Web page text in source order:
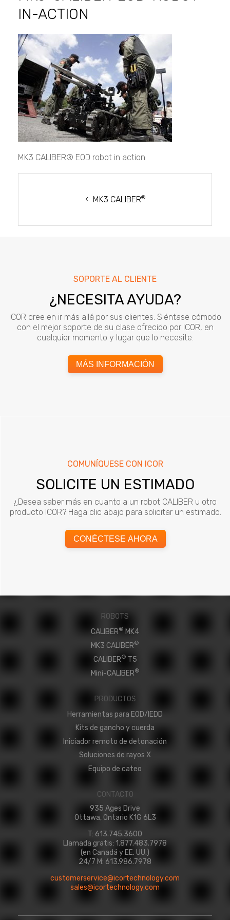
IN-ACTION
mk3-
caliber-
eod-
robot-
action
MK3 CALIBER® EOD robot in action
MK3 CALIBER®
SOPORTE AL CLIENTE
¿NECESITA AYUDA?
ICOR cree en ir más allá por sus clientes. Siéntase cómodo
con el mejor soporte de su clase ofrecido por ICOR, en
cualquier momento y lugar que lo necesite.
MÁS INFORMACIÓN
COMUNÍQUESE CON ICOR
SOLICITE UN ESTIMADO
¿Desea saber más en cuanto a un robot CALIBER u otro
producto ICOR? Haga clic abajo para solicitar un estimado.
CONÉCTESE AHORA
ROBOTS
CALIBER®MK4
MK3 CALIBER®
CALIBER®T5
Mini-CALIBER®
PRODUCTOS
Herramientas para EOD/IEDD
Kits de gancho y cuerda
Iniciador remoto de detonación
Soluciones de rayos X
Equipo de cateo
CONTACTO
935 Ages Drive
Ottawa, Ontario K1G 6L3
T: 613.745.3600
Llamada gratis: 1.877.483.7978
(en Canadá y EE. UU.)
24/7 M: 613.986.7978
customerservice@icortechnology.com
sales@icortechnology.com